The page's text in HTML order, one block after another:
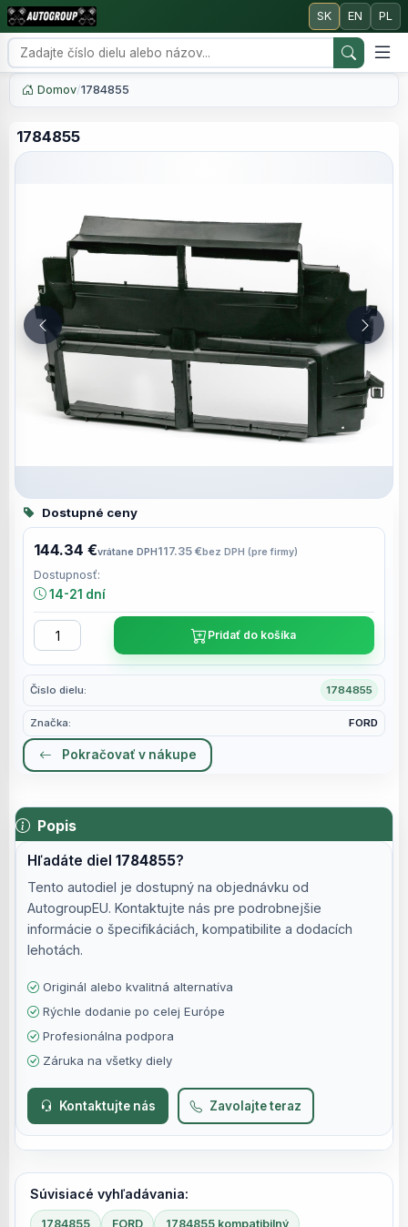
SK EN PL
Domov/1784855
1784855
Číslo dielu: 1784855
Značka: FORD
Dostupné ceny
144.34 €vrátane DPH117.35 €bez DPH (pre firmy)
Dostupnosť:
14-21 dní
Pridať do košíka
Pokračovať v nákupe
Popis
Hľadáte diel1784855?
Tento autodiel je dostupný na objednávku od
AutogroupEU. Kontaktujte nás pre podrobnejšie
informácie o špecifikáciách, kompatibilite a dodacích
lehotách.
Originál alebo kvalitná alternatíva
Rýchle dodanie po celej Európe
Profesionálna podpora
Záruka na všetky diely
Kontaktujte nás Zavolajte teraz
Súvisiacé vyhľadávania:
1784855 FORD 1784855 kompatibilný